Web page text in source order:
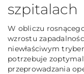
szpitalach
W obliczu
wzrostu
niewłaściwym
potrzebuje
przeprowadzania